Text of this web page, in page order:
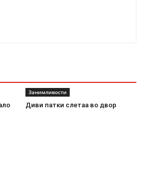
Занимливости
Диви патки слетаа во двор